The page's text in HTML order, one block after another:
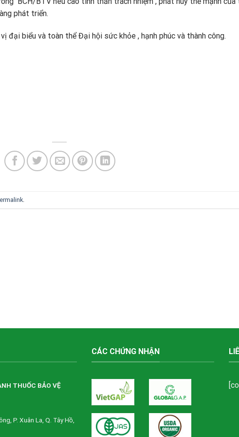
phát triển.
đại biểu và toàn thể Đại hội sức khỏe , hạnh phúc và thành công.
THUỐC BẢO VỆ
P. Xuân La, Q. Tây Hồ,
CÁC CHỨNG NHẬN